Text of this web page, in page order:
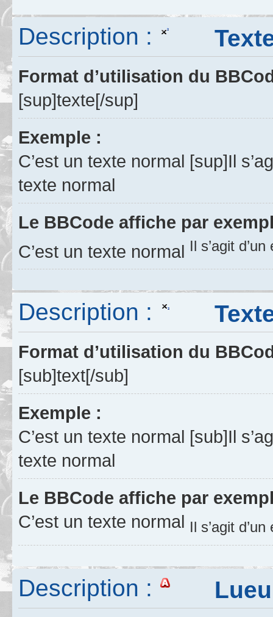
Description : Texte
Format d’utilisation du
[sup]texte[/sup]
Exemple :
C’est un texte normal [sup]Il
texte normal
Le BBCode affiche par
C’est un texte normal Il s’agit
Description : Texte
Format d’utilisation du
[sub]text[/sub]
Exemple :
C’est un texte normal [sub]Il
texte normal
Le BBCode affiche par
C’est un texte normal Il s’agit
Description : Lueur